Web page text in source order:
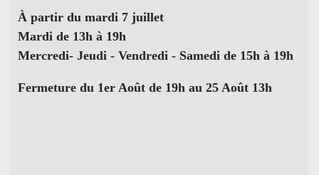
À partir du mardi 7 juillet
Mardi de 13h à 19h
Mercredi- Jeudi - Vendredi - Samedi de 15h à 19h
Fermeture du 1er Août de 19h au 25 Août 13h